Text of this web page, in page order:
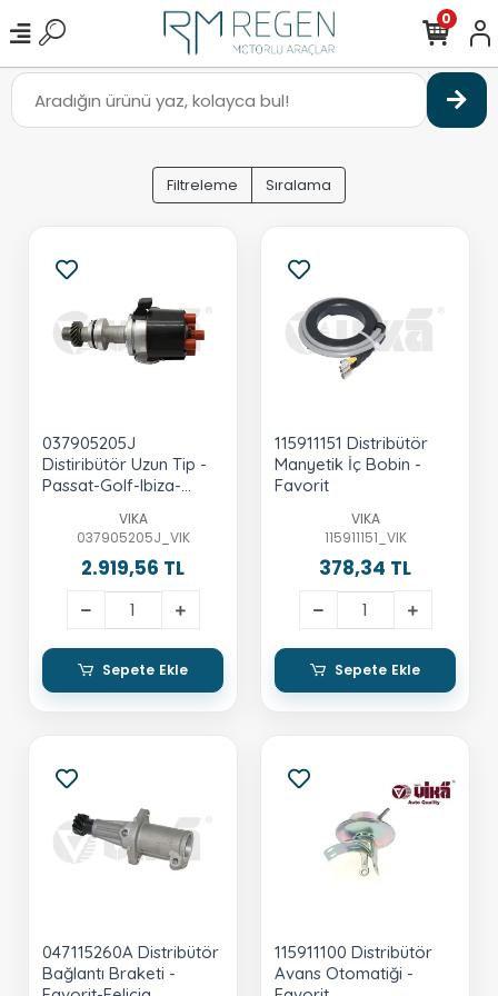
0
Filtreleme Sıralama
037905205J
Distiribütör Uzun Tip -
Passat-Golf-Ibiza-
2E-Abk
VIKA
037905205J_VIK
2.919,56 TL
Sepete Ekle
115911151 Distribütör
Manyetik İç Bobin -
Favorit
VIKA
115911151_VIK
378,34 TL
Sepete Ekle
047115260A Distribütör
Bağlantı Braketi -
115911100 Distribütör
Avans Otomatiği -